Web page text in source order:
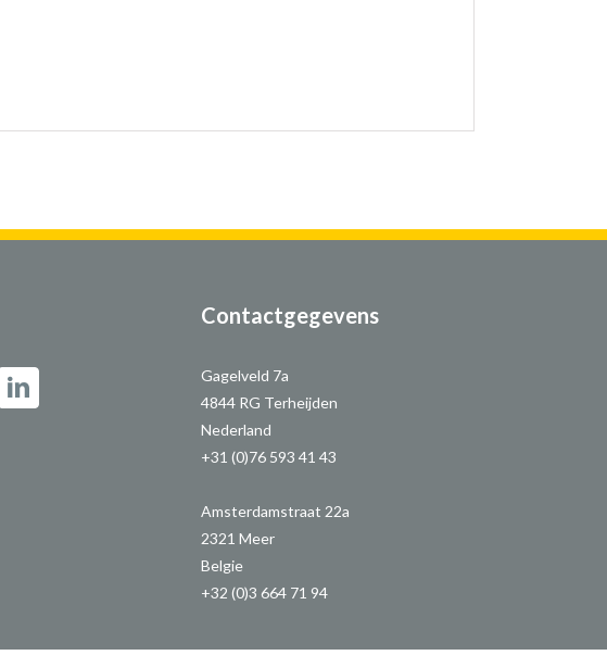
Contactgegevens
Gagelveld 7a
4844 RG Terheijden
Nederland
+31 (0)76 593 41 43
Amsterdamstraat 22a
2321 Meer
Belgie
+32 (0)3 664 71 94